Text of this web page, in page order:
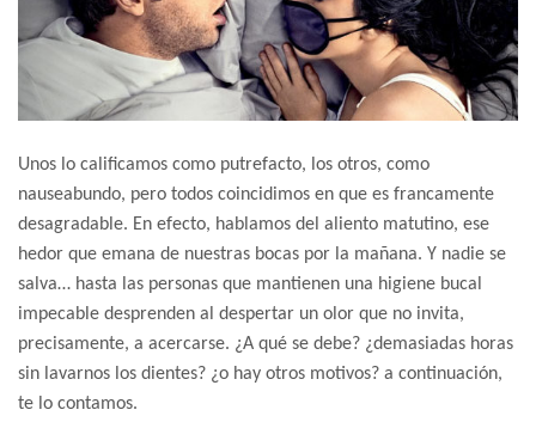
Unos lo calificamos como putrefacto, los otros, como
nauseabundo, pero todos coincidimos en que es francamente
desagradable. En efecto, hablamos del aliento matutino, ese
hedor que emana de nuestras bocas por la mañana. Y nadie se
salva… hasta las personas que mantienen una higiene bucal
impecable desprenden al despertar un olor que no invita,
precisamente, a acercarse. ¿A qué se debe? ¿demasiadas horas
sin lavarnos los dientes? ¿o hay otros motivos? a continuación,
te lo contamos.